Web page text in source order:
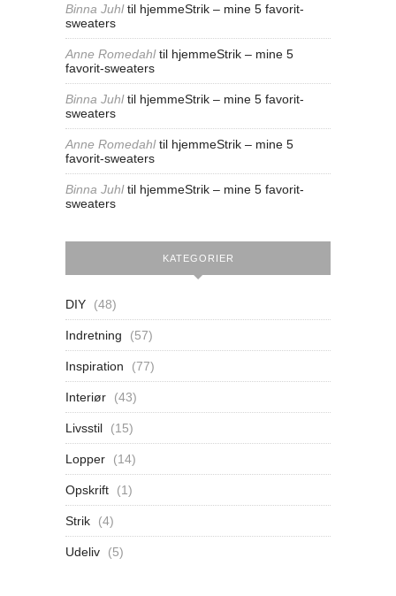
Binna Juhltil hjemmeStrik – mine 5 favorit-
sweaters
Anne Romedahltil hjemmeStrik – mine 5
favorit-sweaters
Binna Juhltil hjemmeStrik – mine 5 favorit-
sweaters
Anne Romedahltil hjemmeStrik – mine 5
favorit-sweaters
Binna Juhltil hjemmeStrik – mine 5 favorit-
sweaters
KATEGORIER
DIY (48)
Indretning (57)
Inspiration (77)
Interiør (43)
Livsstil (15)
Lopper (14)
Opskrift (1)
Strik (4)
Udeliv (5)